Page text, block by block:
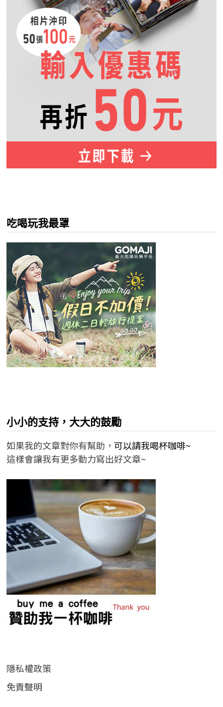
吃喝玩我最罩
小小的支持，大大的鼓勵
如果我的文章對你有幫助， 可以請我喝杯咖啡~
這樣會讓我有更多動力寫出好文章~
隱私權政策
免責聲明